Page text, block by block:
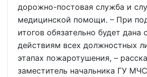
дорожно-постовая служба и
медицинской помощи. – При
итогов обязательно будет дана
действиям всех должностных
этапах пожаротушения, –
заместитель начальника ГУ